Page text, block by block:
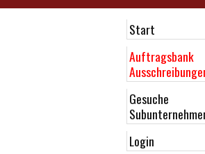
Start
Auftragsbank
Gesuche
Login